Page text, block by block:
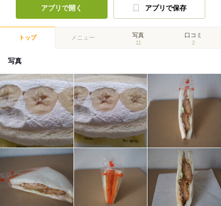
アプリで開く アプリで保存
トップ メニュー 写真
11
口コミ
2
写真